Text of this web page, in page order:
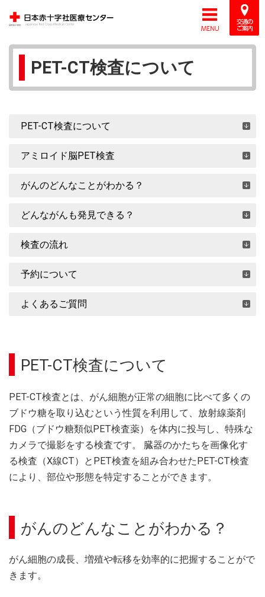
PET-CT検査について
PET-CT検査について
アミロイド脳PET検査
がんのどんなことがわかる？
どんながんも発見できる？
検査の流れ
予約について
よくあるご質問
PET-CT検査について
PET-CT検査とは、がん細胞が正常の細胞に比べて多くの
ブドウ糖を取り込むという性質を利用して、放射線薬剤
FDG（ブドウ糖類似PET検査薬）を体内に投与し、特殊な
カメラで撮影をする検査です。 臓器のかたちを画像化す
る検査（X線CT）とPET検査を組み合わせたPET-CT検査
により、部位や形態を特定することができます。
がんのどんなことがわかる？
がん細胞の成長、増殖や転移を効率的に把握することがで
きます。